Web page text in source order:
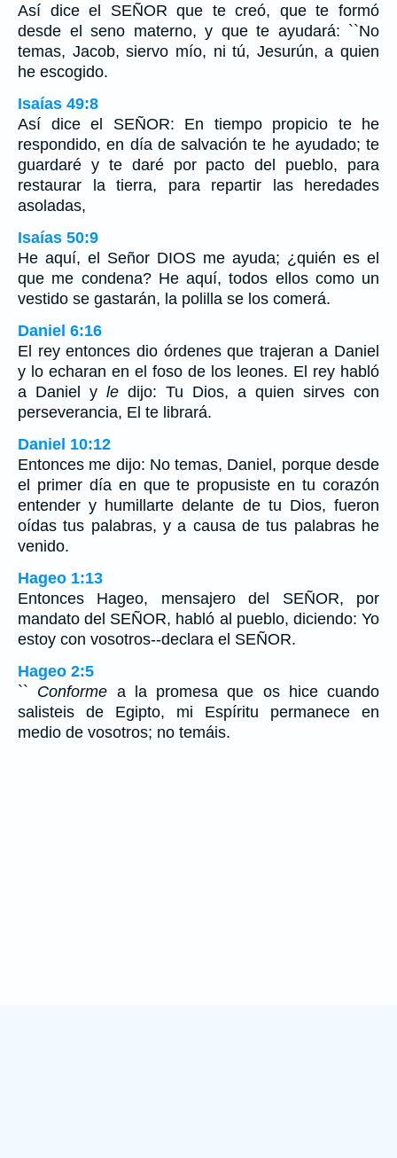
Así dice el SEÑOR que te creó, que te formó
desde el seno materno, y que te ayudará: ``No
temas, Jacob, siervo mío, ni tú, Jesurún, a quien
he escogido.
Isaías 49:8
Así dice el SEÑOR: En tiempo propicio te he
respondido, en día de salvación te he ayudado; te
guardaré y te daré por pacto del pueblo, para
restaurar la tierra, para repartir las heredades
asoladas,
Isaías 50:9
He aquí, el Señor DIOS me ayuda; ¿quién es el
que me condena? He aquí, todos ellos como un
vestido se gastarán, la polilla se los comerá.
Daniel 6:16
El rey entonces dio órdenes que trajeran a Daniel
y lo echaran en el foso de los leones. El rey habló
a Daniel y le dijo: Tu Dios, a quien sirves con
perseverancia, El te librará.
Daniel 10:12
Entonces me dijo: No temas, Daniel, porque desde
el primer día en que te propusiste en tu corazón
entender y humillarte delante de tu Dios, fueron
oídas tus palabras, y a causa de tus palabras he
venido.
Hageo 1:13
Entonces Hageo, mensajero del SEÑOR, por
mandato del SEÑOR, habló al pueblo, diciendo: Yo
estoy con vosotros--declara el SEÑOR.
Hageo 2:5
`` Conforme a la promesa que os hice cuando
salisteis de Egipto, mi Espíritu permanece en
medio de vosotros; no temáis.